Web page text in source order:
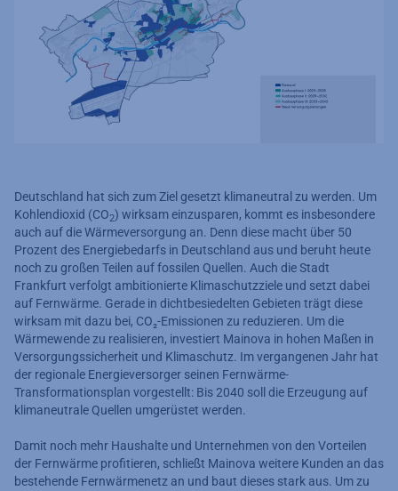
Deutschland hat sich zum Ziel gesetzt klimaneutral zu werden. Um
Kohlendioxid (CO2) wirksam einzusparen, kommt es insbesondere
auch auf die Wärmeversorgung an. Denn diese macht über 50
Prozent des Energiebedarfs in Deutschland aus und beruht heute
noch zu großen Teilen auf fossilen Quellen. Auch die Stadt
Frankfurt verfolgt ambitionierte Klimaschutzziele und setzt dabei
auf Fernwärme. Gerade in dichtbesiedelten Gebieten trägt diese
wirksam mit dazu bei, CO₂-Emissionen zu reduzieren. Um die
Wärmewende zu realisieren, investiert Mainova in hohen Maßen in
Versorgungssicherheit und Klimaschutz. Im vergangenen Jahr hat
der regionale Energieversorger seinen Fernwärme-
Transformationsplan vorgestellt: Bis 2040 soll die Erzeugung auf
klimaneutrale Quellen umgerüstet werden.
Damit noch mehr Haushalte und Unternehmen von den Vorteilen
der Fernwärme profitieren, schließt Mainova weitere Kunden an das
bestehende Fernwärmenetz an und baut dieses stark aus. Um zu